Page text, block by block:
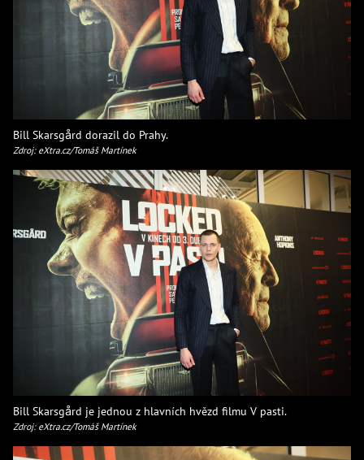
Bill Skarsgård dorazil do Prahy.
Zdroj: eXtra.cz/Tomáš Martínek
Bill Skarsgård je jednou z hlavních hvězd filmu V pasti.
Zdroj: eXtra.cz/Tomáš Martínek